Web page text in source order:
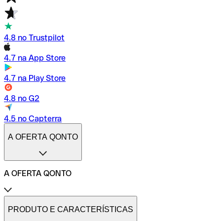
4.8 no Trustpilot
4.7 na App Store
4.7 na Play Store
4.8 no G2
4.5 no Capterra
A OFERTA QONTO
A OFERTA QONTO
Tarifas
Conta profissional online
PRODUTO E CARACTERÍSTICAS